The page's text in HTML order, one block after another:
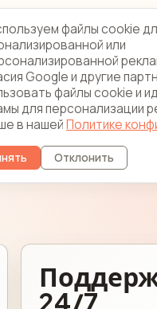
7/365
Вход для
24/7
файлы cookie
или
Google и другие
файлы cookie и
для персонализации
в нашейПолитике
Отклонить